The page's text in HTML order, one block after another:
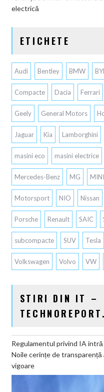
electrică
ETICHETE
Audi Bentley BMW
Compacte Dacia Ferrari
Geely General Motors
Jaguar Kia Lamborghini
masini eco masini electrice
Mercedes-Benz MG MINI
Motorsport NIO Nissan
Porsche Renault SAIC
subcompacte SUV Tesla
Volkswagen Volvo VW
STIRI DIN IT –
Regulamentul privind IA
Noile cerințe de transparență
vigoare